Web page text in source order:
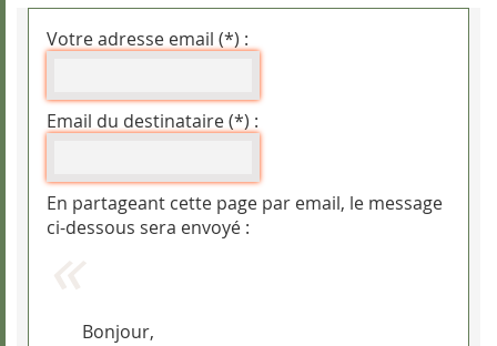
Votre adresse email (*) :
Email du destinataire (*) :
En partageant cette page par email, le message
ci-dessous sera envoyé :
Bonjour,